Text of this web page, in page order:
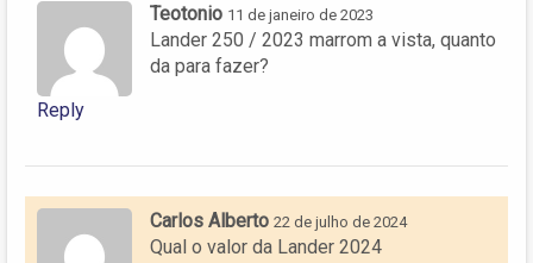
Teotonio 11 de janeiro de 2023
Lander 250 / 2023 marrom a vista, quanto
da para fazer?
Reply
Carlos Alberto 22 de julho de 2024
Qual o valor da Lander 2024